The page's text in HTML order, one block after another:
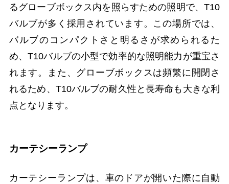
るグローブボックス内を照らすための照明で、T10
バルブが多く採用されています。この場所では、
バルブのコンパクトさと明るさが求められるた
め、T10バルブの小型で効率的な照明能力が重宝さ
れます。また、グローブボックスは頻繁に開閉さ
れるため、T10バルブの耐久性と長寿命も大きな利
点となります。
カーテシーランプ
カーテシーランプは、車のドアが開いた際に自動